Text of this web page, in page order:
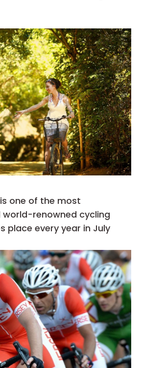
one of the most
renowned cycling
place every year in July